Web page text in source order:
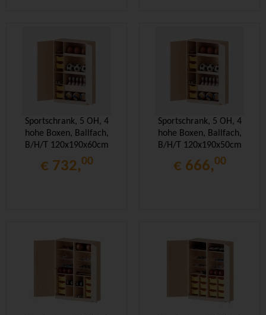
Sportschrank, 5 OH, 4
hohe Boxen, Ballfach,
B/H/T 120x190x60cm
€ 732,00
Sportschrank, 5 OH, 4
hohe Boxen, Ballfach,
B/H/T 120x190x50cm
€ 666,00